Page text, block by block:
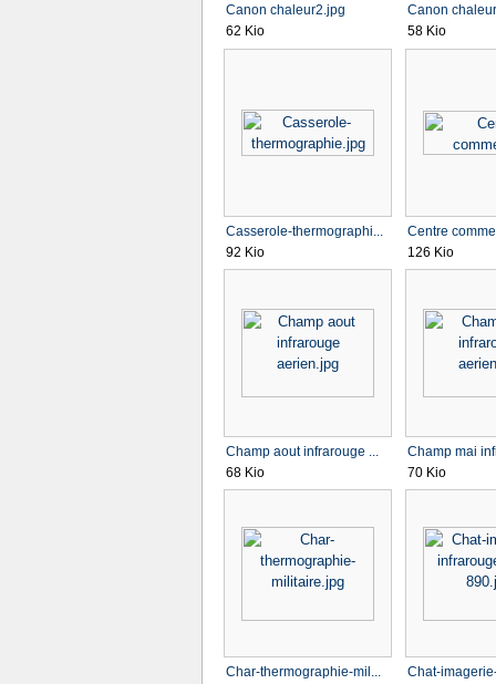
Canon chaleur2.jpg
62 Kio
Canon
58 Kio
Casserole-thermographi...
92 Kio
Centre
126 Kio
Champ aout infrarouge ...
68 Kio
Champ mai
70 Kio
Char-thermographie-mil...
Chat-